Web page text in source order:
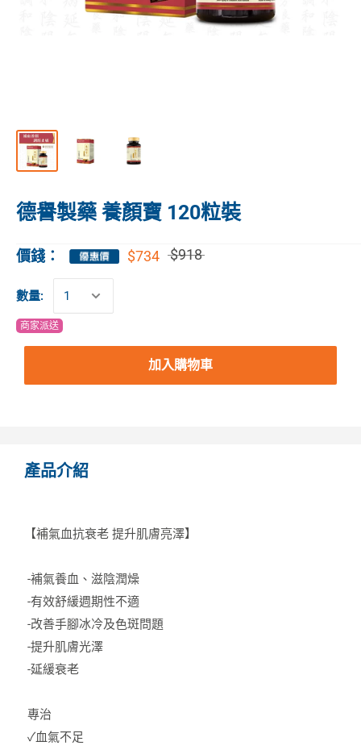
德譽製藥 養顏寶 120粒裝
價錢： $734 $918
數量:
商家派送
加入購物車
產品介紹
【補氣血抗衰老 提升肌膚亮澤】
-補氣養血、滋陰潤燥
-有效舒緩週期性不適
-改善手腳冰冷及色斑問題
-提升肌膚光澤
-延緩衰老
專治
✓血氣不足